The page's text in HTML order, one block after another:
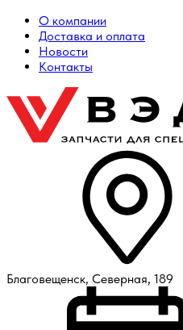
О компании
Доставка и оплата
Новости
Контакты
Благовещенск, Северная, 189